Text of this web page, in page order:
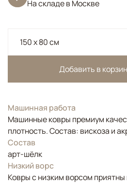
На складе в Москве
150 x 80 см
Добавить в
Машинная работа
Машинные ковры премиум
плотность. Состав: вискоза и
Состав
арт-шёлк
Низкий ворс
Ковры с низким ворсом приятны